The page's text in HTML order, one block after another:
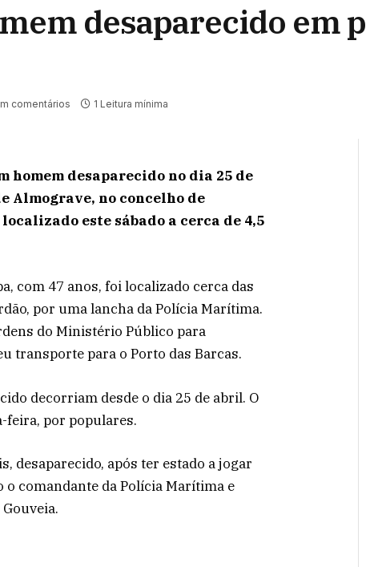
desaparecido em
comentários 1 Leitura mínima
homem desaparecido no dia 25 de
Almograve, no concelho de
este sábado a cerca de 4,5
com 47 anos, foi localizado cerca das
por uma lancha da Polícia Marítima.
do Ministério Público para
transporte para o Porto das Barcas.
decorriam desde o dia 25 de abril. O
feira, por populares.
desaparecido, após ter estado a jogar
comandante da Polícia Marítima e